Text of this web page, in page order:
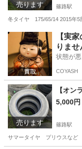
売ります 篠路駅
冬タイヤ 175/65/14 2015年5
北海道 石狩市 篠路
【実
りませ
状態が
COYASH
売ります
5,000円
篠路駅
サマータイヤ プリウスな